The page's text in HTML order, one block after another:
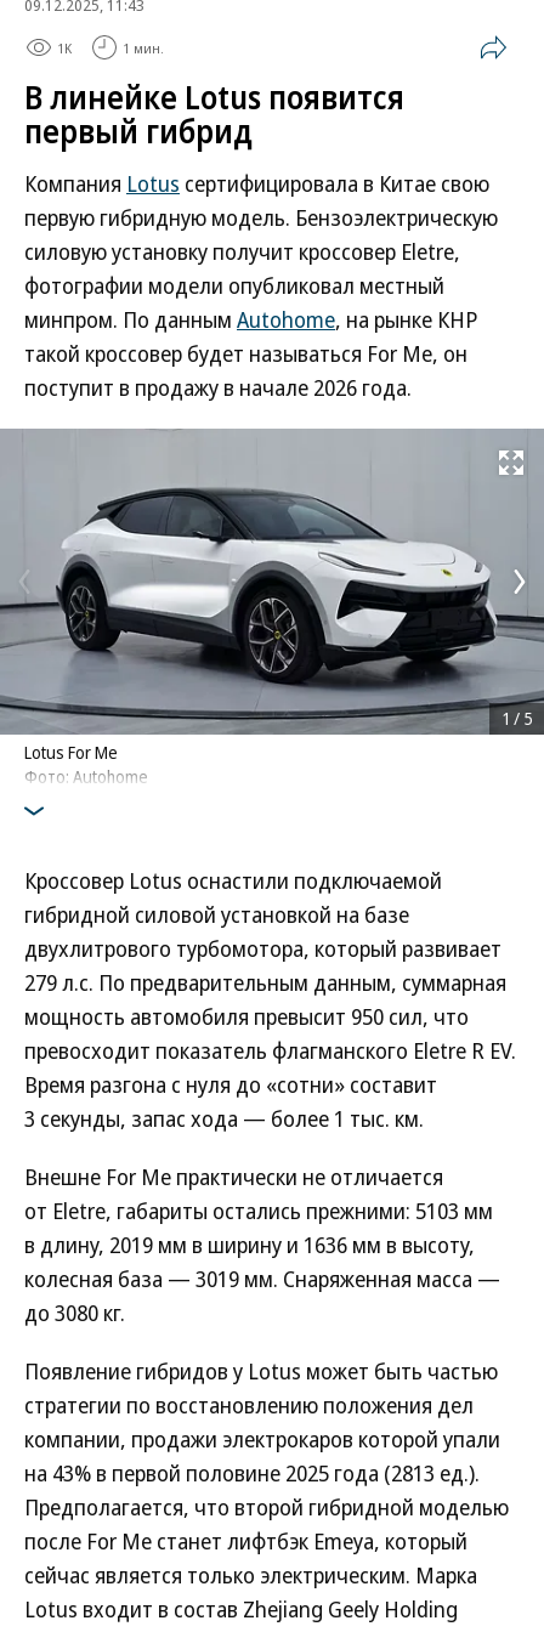
09.12.2025, 11:43
1K 1 мин.
В линейке Lotus появится
первый гибрид
Компания Lotus сертифицировала в Китае свою
первую гибридную модель. Бензоэлектрическую
силовую установку получит кроссовер Eletre,
фотографии модели опубликовал местный
минпром. По данным Autohome, на рынке КНР
такой кроссовер будет называться For Me, он
поступит в продажу в начале 2026 года.
Развернуть
Lotus For Me
Фото: Autohome
1 / 5
Кроссовер Lotus оснастили подключаемой
гибридной силовой установкой на базе
двухлитрового турбомотора, который развивает
279 л.с. По предварительным данным, суммарная
мощность автомобиля превысит 950 сил, что
превосходит показатель флагманского Eletre R EV.
Время разгона с нуля до «сотни» составит
3 секунды, запас хода — более 1 тыс. км.
Внешне For Me практически не отличается
от Eletre, габариты остались прежними: 5103 мм
в длину, 2019 мм в ширину и 1636 мм в высоту,
колесная база — 3019 мм. Снаряженная масса —
до 3080 кг.
Появление гибридов у Lotus может быть частью
стратегии по восстановлению положения дел
компании, продажи электрокаров которой упали
на 43% в первой половине 2025 года (2813 ед.).
Предполагается, что второй гибридной моделью
после For Me станет лифтбэк Emeya, который
сейчас является только электрическим. Марка
Lotus входит в состав Zhejiang Geely Holding